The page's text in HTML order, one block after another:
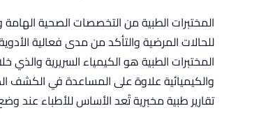
المختبرات الطبية من التخصصات الصحية
للحالات المرضية والتأكد من مدى فعالية
المختبرات الطبية هو الكيمياء السريرية
والكيميائية علاوة على المساعدة في الكشف
تقارير طبية مخبرية تُعد الأساس للأطباء عند